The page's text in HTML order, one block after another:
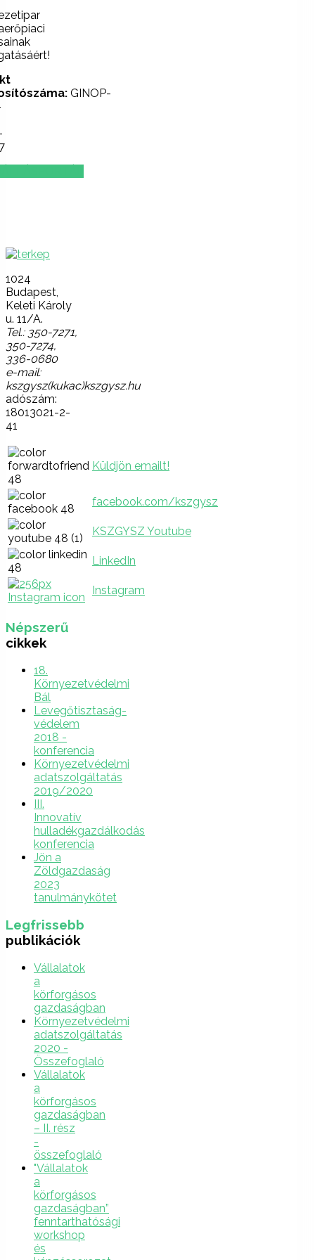
GINOP-
1024
Budapest,
Keleti Károly
u. 11/A.
Tel.: 350-7271,
350-7274,
336-0680
e-mail:
kszgysz(kukac)kszgysz.hu
adószám:
18013021-2-
41
Küldjön emailt!
facebook.com/kszgysz
KSZGYSZ Youtube
LinkedIn
Instagram
Népszerű
cikkek
18.
Környezetvédelmi
Bál
Levegőtisztaság-
védelem
2018 -
konferencia
Környezetvédelmi
adatszolgáltatás
2019/2020
III.
Innovatív
hulladékgazdálkodás
konferencia
Jön a
Zöldgazdaság
2023
tanulmánykötet
Legfrissebb
publikációk
Vállalatok
a
körforgásos
gazdaságban
Környezetvédelmi
adatszolgáltatás
2020 -
Összefoglaló
Vállalatok
a
körforgásos
gazdaságban
– II. rész
-
összefoglaló
"Vállalatok
a
körforgásos
gazdaságban”
fenntarthatósági
workshop
és